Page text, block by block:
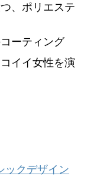
、ポリエステ
ーティング
イイ女性を演
クデザイン